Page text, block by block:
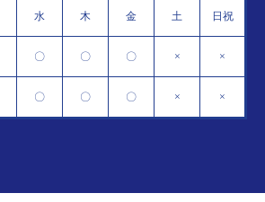
水 木 金 土 日祝
〇 〇 〇 × ×
〇 〇 〇 × ×